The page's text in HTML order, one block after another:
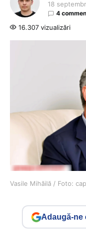
18
4
16.307 vizualizări
Vasile Mihăilă / Foto:
Adaugă-ne